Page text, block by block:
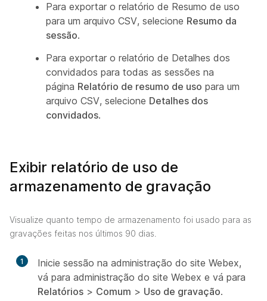
Para exportar o relatório de Resumo de uso
para um arquivo CSV, selecione Resumo da
sessão.
Para exportar o relatório de Detalhes dos
convidados para todas as sessões na
página Relatório de resumo de uso para um
arquivo CSV, selecione Detalhes dos
convidados.
Exibir relatório de uso de
armazenamento de gravação
Visualize quanto tempo de armazenamento foi usado para as
gravações feitas nos últimos 90 dias.
1
Inicie sessão na administração do site Webex,
vá para administração do site Webex e vá para
Relatórios > Comum > Uso de gravação.